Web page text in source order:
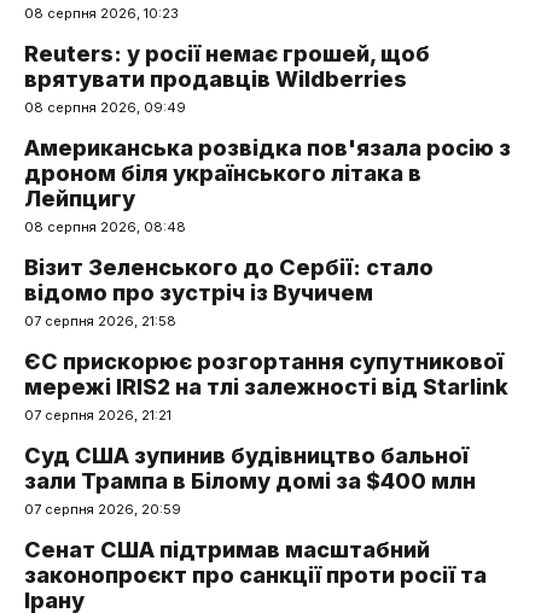
08 серпня 2026, 10:23
Reuters: у росії немає грошей, щоб
врятувати продавців Wildberries
08 серпня 2026, 09:49
Американська розвідка пов'язала росію з
дроном біля українського літака в
Лейпцигу
08 серпня 2026, 08:48
Візит Зеленського до Сербії: стало
відомо про зустріч із Вучичем
07 серпня 2026, 21:58
ЄС прискорює розгортання супутникової
мережі IRIS2 на тлі залежності від Starlink
07 серпня 2026, 21:21
Суд США зупинив будівництво бальної
зали Трампа в Білому домі за $400 млн
07 серпня 2026, 20:59
Сенат США підтримав масштабний
законопроєкт про санкції проти росії та
Ірану